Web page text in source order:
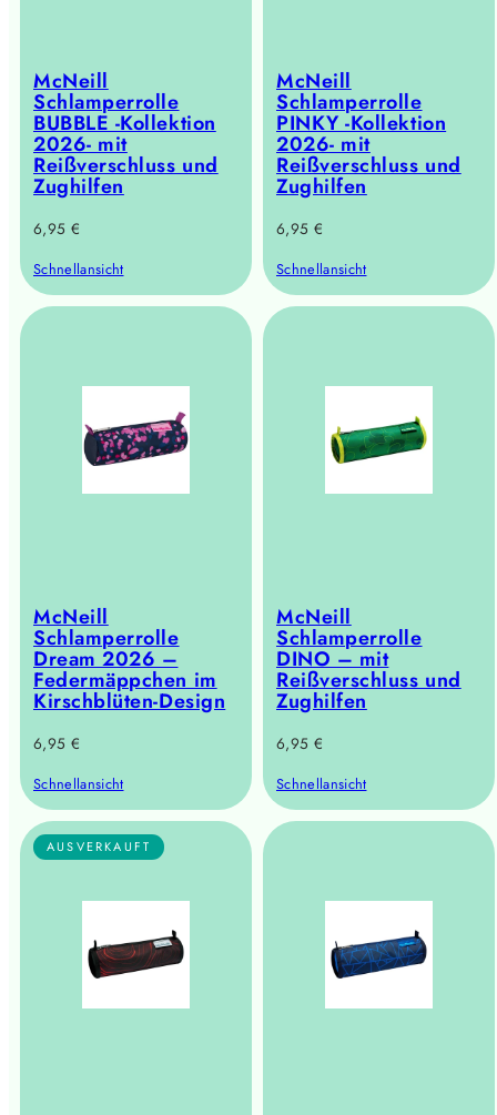
McNeill
Schlamperrolle
BUBBLE -Kollektion
2026- mit
Reißverschluss und
Zughilfen
Regulärer
6,95 €
Schnellansicht
McNeill
Schlamperrolle
PINKY -Kollektion
2026- mit
Reißverschluss und
Zughilfen
Regulärer
6,95 €
Schnellansicht
McNeill
Schlamperrolle
Dream 2026 –
Federmäppchen im
Kirschblüten-Design
Regulärer
6,95 €
Schnellansicht
McNeill
Schlamperrolle
DINO – mit
Reißverschluss und
Zughilfen
Regulärer
6,95 €
Schnellansicht
AUSVERKAUFT